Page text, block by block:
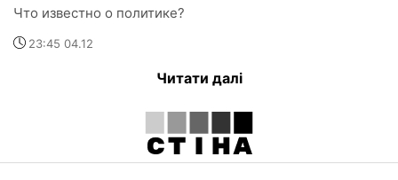
Что известно о политике?
23:45 04.12
Читати далі